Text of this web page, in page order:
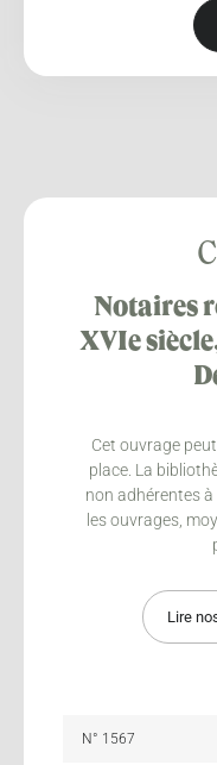
Notaires
XVIe
Cet ouvrage
place. La
non adhérentes
les ouvrages,
Lire